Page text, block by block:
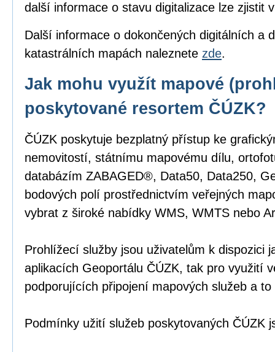
další informace o stavu digitalizace lze zjistit
Další informace o dokončených digitálních a
katastrálních mapách naleznete zde.
Jak mohu využít mapové
poskytované resortem ČÚZK?
ČÚZK poskytuje bezplatný přístup ke
nemovitostí, státnímu mapovému dílu,
databázím ZABAGED®, Data50, Data250,
bodových polí prostřednictvím veřejných
vybrat z široké nabídky WMS, WMTS nebo
Prohlížecí služby jsou uživatelům k dispozici
aplikacích Geoportálu ČÚZK, tak pro využití
podporujících připojení mapových služeb a
Podmínky užití služeb poskytovaných ČÚZK